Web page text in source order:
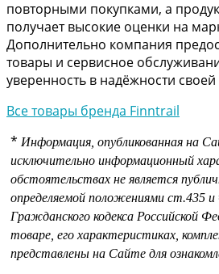
повторными покупками, а
получает высокие оценки на
Дополнительно компания
товары и сервисное
уверенность в надёжности
Все товары бренда Finntrail
* Информация, опубликованная на
исключительно информационный
обстоятельствах не является
определяемой положениями ст.435 и
Гражданского кодекса Российской
товаре, его характеристиках,
представлены на Сайте для